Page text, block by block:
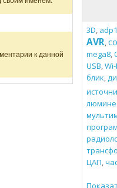
к данной
3D,
AVR,
mega8,
USB,Wi-
блик,
ЦАП,